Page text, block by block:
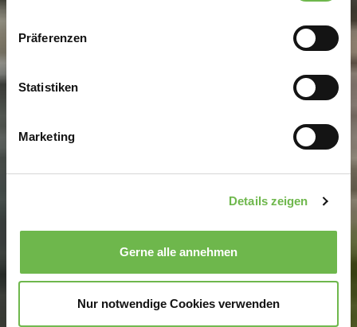
Informationen über Ihre geografische Lage
können
bestimmten Merkmalen (Fingerprinting) identifizieren
Erfahren Sie mehr darüber, wie Ihre persönlichen Daten
zu können und die Zugriffe auf unsere Website zu
analysieren.Danke, dass Sie uns in unserer Arbeit
unterstützen!
Präferenzen
Statistiken
Marketing
Details zeigen
Gerne alle annehmen
Nur notwendige Cookies verwenden